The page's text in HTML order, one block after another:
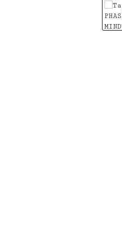
Bildergalerie überspringen